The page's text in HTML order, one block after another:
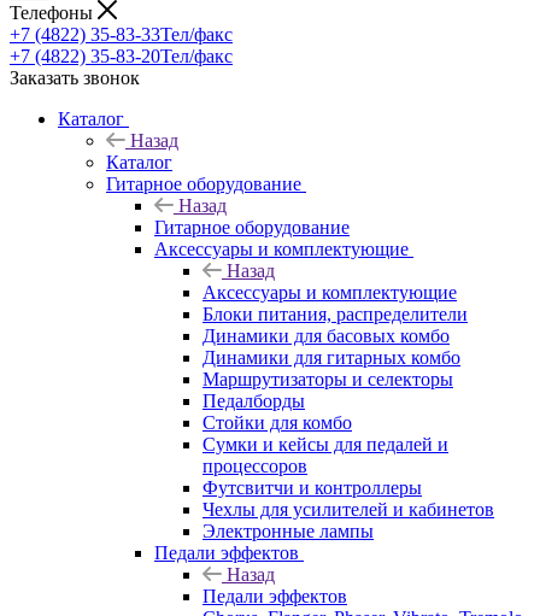
Телефоны
+7 (4822) 35-83-33Тел/факс
+7 (4822) 35-83-20Тел/факс
Заказать звонок
Каталог
Назад
Каталог
Гитарное оборудование
Назад
Гитарное оборудование
Аксессуары и комплектующие
Назад
Аксессуары и комплектующие
Блоки питания, распределители
Динамики для басовых комбо
Динамики для гитарных комбо
Маршрутизаторы и селекторы
Педалборды
Стойки для комбо
Сумки и кейсы для педалей и
процессоров
Футсвитчи и контроллеры
Чехлы для усилителей и кабинетов
Электронные лампы
Педали эффектов
Назад
Педали эффектов